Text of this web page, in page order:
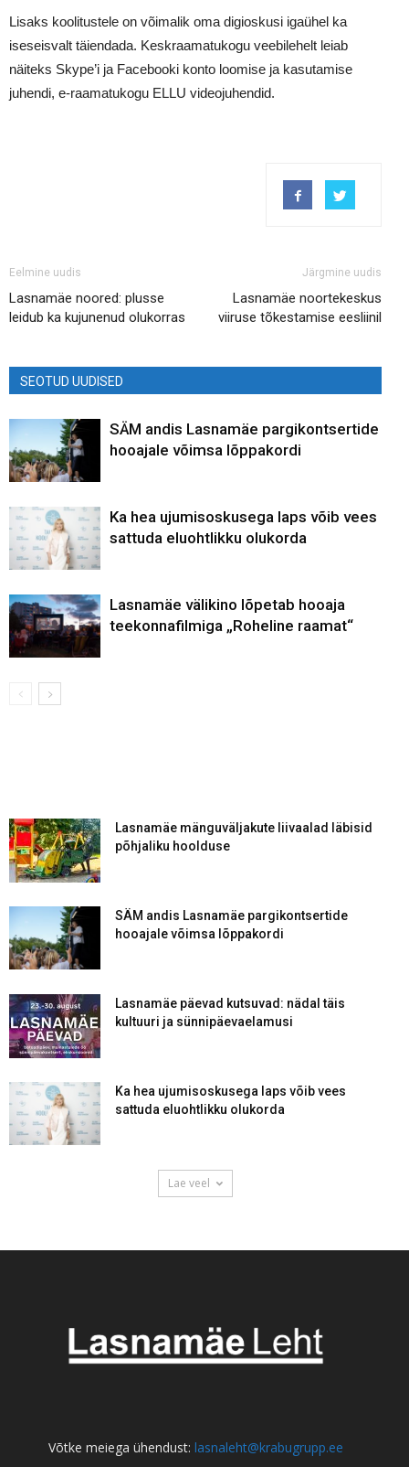
Lisaks koolitustele on võimalik oma digioskusi igaühel ka
iseseisvalt täiendada. Keskraamatukogu veebilehelt leiab
näiteks Skype’i ja Facebooki konto loomise ja kasutamise
juhendi, e-raamatukogu ELLU videojuhendid.
Eelmine uudis
Lasnamäe noored: plusse
leidub ka kujunenud olukorras
Järgmine uudis
Lasnamäe noortekeskus
viiruse tõkestamise eesliinil
SEOTUD UUDISED
SÄM andis Lasnamäe pargikontsertide
hooajale võimsa lõppakordi
Ka hea ujumisoskusega laps võib vees
sattuda eluohtlikku olukorda
Lasnamäe välikino lõpetab hooaja
teekonnafilmiga „Roheline raamat“
Lasnamäe mänguväljakute liivaalad läbisid
põhjaliku hoolduse
SÄM andis Lasnamäe pargikontsertide
hooajale võimsa lõppakordi
Lasnamäe päevad kutsuvad: nädal täis
kultuuri ja sünnipäevaelamusi
Ka hea ujumisoskusega laps võib vees
sattuda eluohtlikku olukorda
Lae veel
Võtke meiega ühendust: lasnaleht@krabugrupp.ee